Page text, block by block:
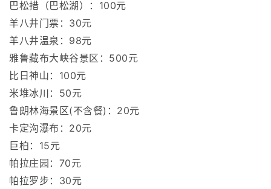
巴松措（巴松湖）：100元
羊八井门票：30元
羊八井温泉：98元
雅鲁藏布大峡谷景区：500元
比日神山：100元
米堆冰川：50元
鲁朗林海景区(不含餐)：20元
卡定沟瀑布：20元
巨柏：15元
帕拉庄园：70元
帕拉罗步：30元